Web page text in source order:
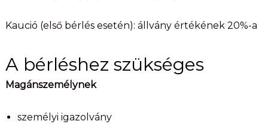
Kaució (első bérlés esetén): állvány értékének 20%-a
A bérléshez szükséges
Magánszemélynek
személyi igazolvány